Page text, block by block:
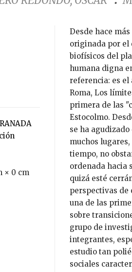
× 0 cm
Desde hace más de cuatro decenios, sabemos que una crisis ecológico-social
originada por el
biofísicos del
humana digna
referencia: es el
Roma, Los
primera de las
Estocolmo.
se ha
muchos
tiempo, no
ordenada hacia
quizá esté
perspectivas de
una de las
sobre
grupo de
integrantes,
estudio tan
sociales